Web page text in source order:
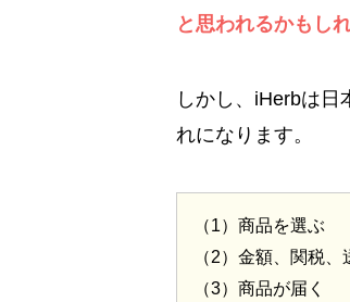
と思われるかもし
しかし、iHerbは
れになります。
（1）商品を選ぶ
（2）金額、関税
（3）商品が届く